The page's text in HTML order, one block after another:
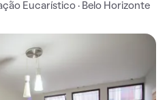
Eucarístico · Belo Horizonte